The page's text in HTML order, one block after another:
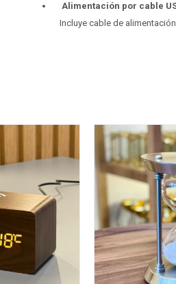
Alimentación por cable
Incluye cable de